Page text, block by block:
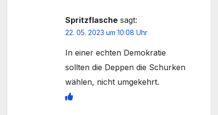
Spritzflasche sagt:
22. 05. 2023 um 10:08 Uhr
In einer echten Demokratie
sollten die Deppen die Schurken
wählen, nicht umgekehrt.